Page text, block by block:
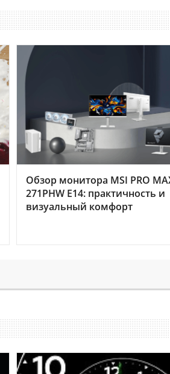
Обзор монитора MSI PRO
271PHW E14: практичность и
визуальный комфорт